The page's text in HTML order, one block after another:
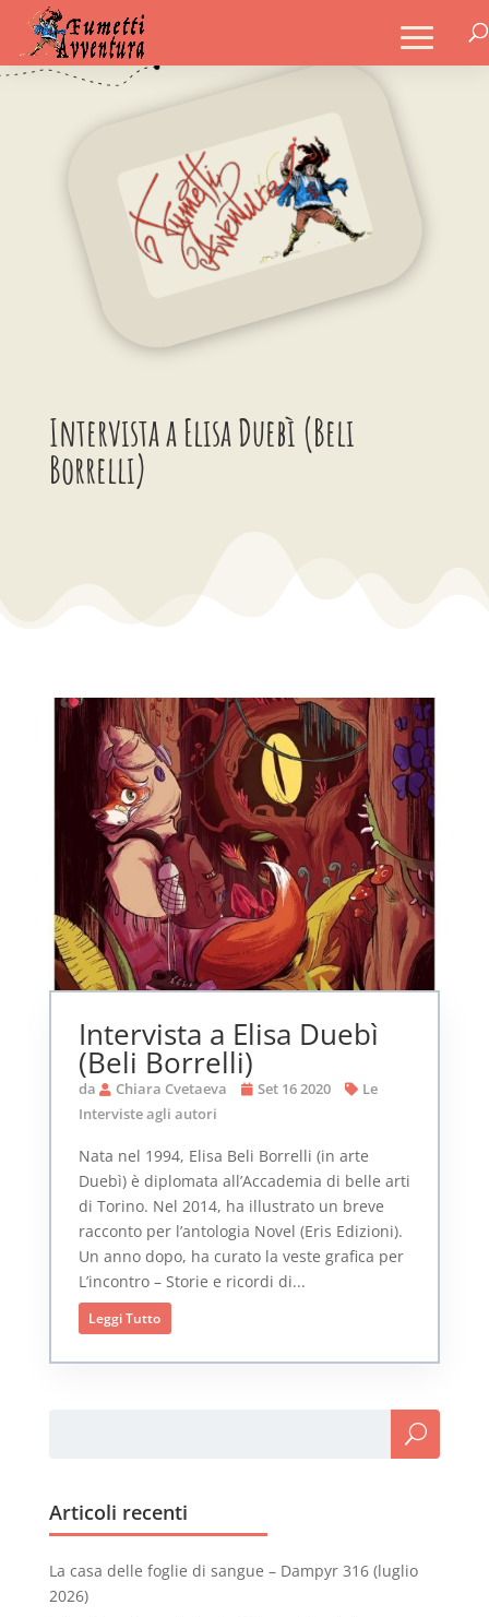
Intervista a Elisa Duebì (Beli
Borrelli)
Intervista a Elisa Duebì
(Beli Borrelli)
da Chiara Cvetaeva Set 16 2020
Le
Interviste agli autori
Nata nel 1994, Elisa Beli Borrelli (in arte
Duebì) è diplomata all’Accademia di belle arti
di Torino. Nel 2014, ha illustrato un breve
racconto per l’antologia Novel (Eris Edizioni).
Un anno dopo, ha curato la veste grafica per
L’incontro – Storie e ricordi di...
Leggi Tutto
Articoli recenti
La casa delle foglie di sangue – Dampyr 316 (luglio
2026)